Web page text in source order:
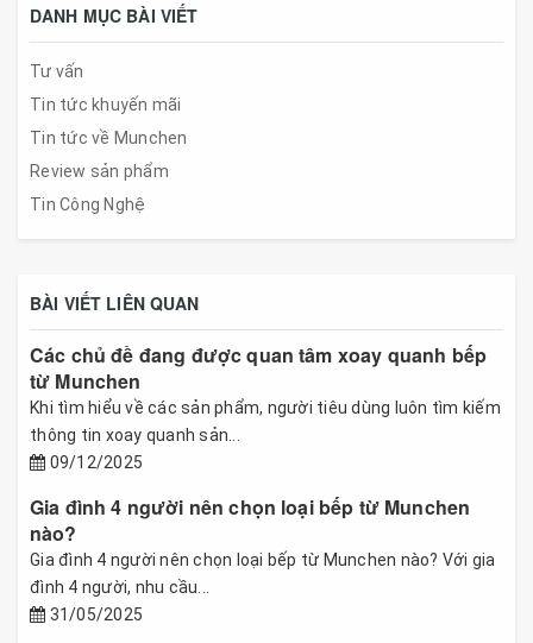
DANH MỤC BÀI VIẾT
Tư vấn
Tin tức khuyến mãi
Tin tức về Munchen
Review sản phẩm
Tin Công Nghệ
BÀI VIẾT LIÊN QUAN
Các chủ đề đang được quan tâm xoay quanh bếp
từ Munchen
Khi tìm hiểu về các sản phẩm, người tiêu dùng luôn tìm kiếm
thông tin xoay quanh sản...
09/12/2025
Gia đình 4 người nên chọn loại bếp từ Munchen
nào?
Gia đình 4 người nên chọn loại bếp từ Munchen nào? Với gia
đình 4 người, nhu cầu...
31/05/2025